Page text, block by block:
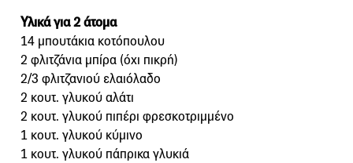
Υλικά για 2 άτομα
14 μπουτάκια κοτόπουλου
2 φλιτζάνια μπίρα (όχι πικρή)
2/3 φλιτζανιού ελαιόλαδο
2 κουτ. γλυκού αλάτι
2 κουτ. γλυκού πιπέρι φρεσκοτριμμένο
1 κουτ. γλυκού κύμινο
1 κουτ. γλυκού πάπρικα γλυκιά